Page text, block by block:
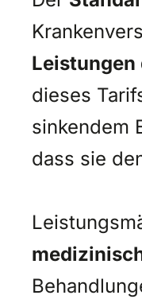
Leistungen
dieses
sinkendem
dass sie